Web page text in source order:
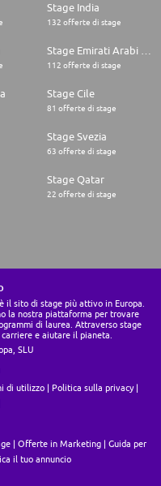
Stage India
132 offerte di stage
112 offerte di stage
Stage Cile
81 offerte di stage
Stage Svezia
63 offerte di stage
Stage Qatar
22 offerte di stage
il sito di stage più attivo in Europa.
la nostra piattaforma per trovare
di laurea. Attraverso stage
e aiutare il pianeta.
SLU
di utilizzo
Politica sulla privacy
Offerte in Marketing
Guida per
il tuo annuncio